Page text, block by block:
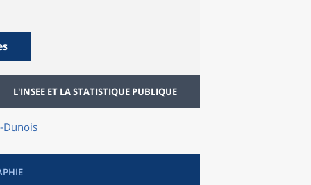
L'INSEE ET LA STATISTIQUE PUBLIQUE
Dunois